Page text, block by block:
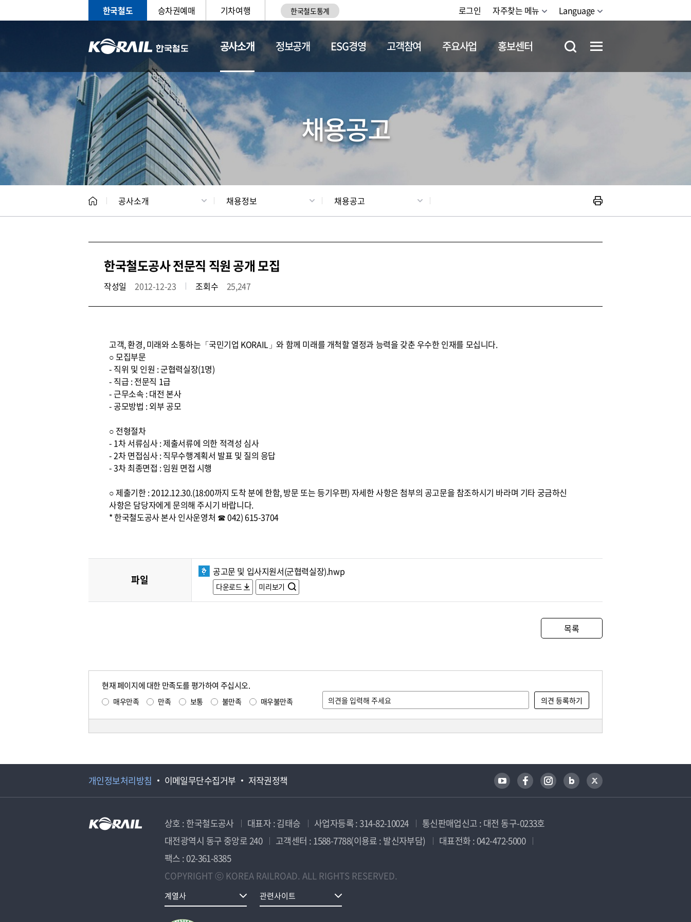
한국철도 승차권예매 기차여행 한국철도통계 로그인 자주찾는 메뉴 Language
공사소개
CEO 일반현황 채용정보
정보공개 ESG경영 고객참여 주요사업 홍보센터
채용공고
공사소개 채용정보 채용공고
한국철도공사 전문직 직원 공개 모집
작성일 2012-12-23 조회수 25,247
고객, 환경, 미래와 소통하는「국민기업 KORAIL」와 함께 미래를 개척할 열정과 능력을 갖춘 우수한 인재를 모십니다.
○ 모집부문
- 직위 및 인원 : 군협력실장(1명)
- 직급 : 전문직 1급
- 근무소속 : 대전 본사
- 공모방법 : 외부 공모
○ 전형절차
- 1차 서류심사 : 제출서류에 의한 적격성 심사
- 2차 면접심사 : 직무수행계획서 발표 및 질의 응답
- 3차 최종면접 : 임원 면접 시행
○ 제출기한 : 2012.12.30.(18:00까지 도착 분에 한함, 방문 또는 등기우편) 자세한 사항은 첨부의 공고문을 참조하시기 바라며 기타 궁금하신
사항은 담당자에게 문의해 주시기 바랍니다.
* 한국철도공사 본사 인사운영처 ☎ 042) 615-3704
파일
공고문 및 입사지원서(군협력실장).hwp
다운로드 미리보기
목록
현재 페이지에 대한 만족도를 평가하여 주십시오.
매우만족 만족 보통 불만족 매우불만족
개인정보처리방침 이메일무단수집거부 저작권정책
상호 : 한국철도공사 대표자 : 김태승 사업자등록 : 314-82-10024
통신판매업신고 : 대전 동구-0233호
대전광역시 동구 중앙로 240
고객센터 : 1588-7788(이용료 : 발신자부담)
대표전화 : 042-472-5000
팩스 : 02-361-8385
COPYRIGHT ⓒ KOREA RAILROAD. ALL RIGHTS RESERVED.
계열사 관련사이트